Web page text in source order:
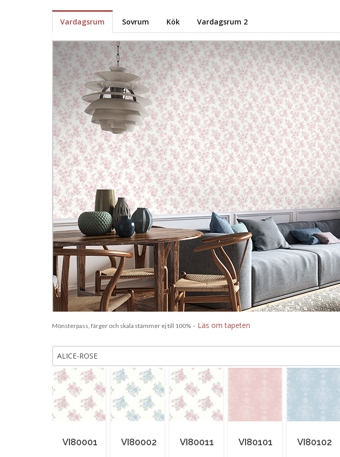
Vardagsrum Sovrum Kök Vardagsrum 2
Mönsterpass, färger och skala stämmer ej till 100% - Läs om tapeten
ALICE-ROSE
VI80001 VI80002 VI80011 VI80101 VI80102